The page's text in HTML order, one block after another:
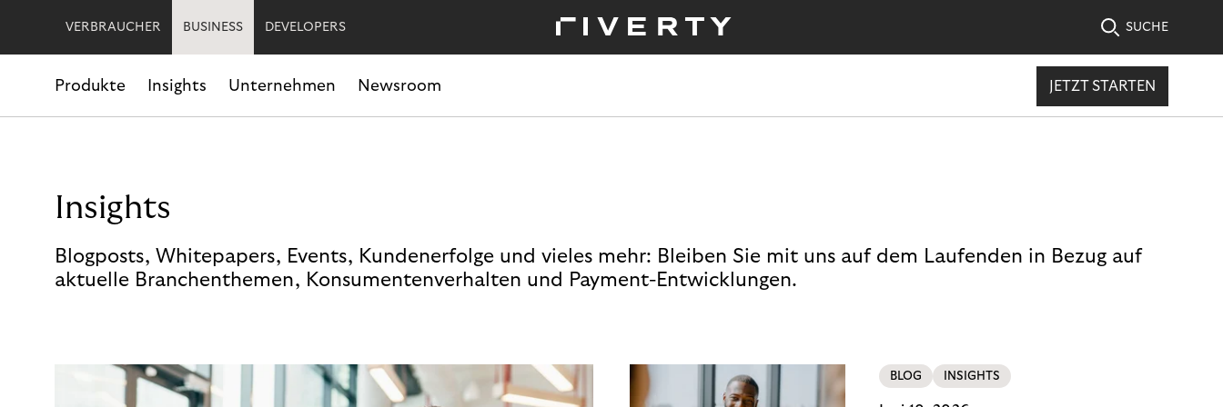
VERBRAUCHER BUSINESS DEVELOPERS SUCHE
Produkte Insights Unternehmen Newsroom JETZT STARTEN
Insights
Blogposts, Whitepapers, Events, Kundenerfolge und vieles mehr: Bleiben Sie mit uns auf dem Laufenden in Bezug auf
aktuelle Branchenthemen, Konsumentenverhalten und Payment-Entwicklungen.
BLOG INSIGHTS